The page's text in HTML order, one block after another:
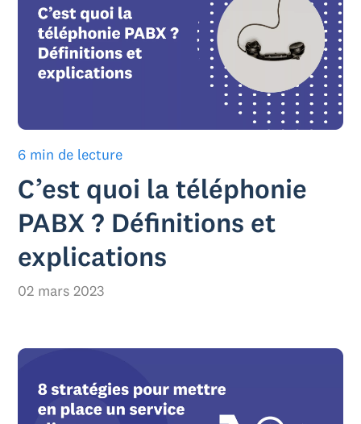
6 min de lecture
C’est quoi la téléphonie
PABX ? Définitions et
explications
02 mars 2023